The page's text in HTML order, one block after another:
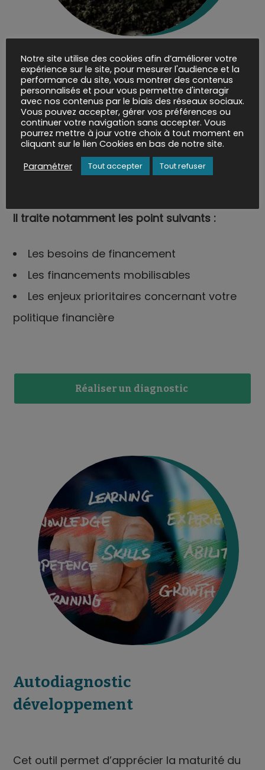
Autodiagnostic financement
Cet autodiagnostic vous permet d’apprécier
la situation financière de votre entreprise et
de comprendre les différentes étapes du
Il traite notamment les point suivants :
Les besoins de financement
Les financements mobilisables
Les enjeux prioritaires concernant votre
politique financière
Réaliser un diagnostic
Autodiagnostic
développement
Cet outil permet d’apprécier la maturité du
Notre site utilise des cookies afin d’améliorer votre
expérience sur le site, pour mesurer l'audience et la
performance du site, vous montrer des contenus
personnalisés et pour vous permettre d'interagir
avec nos contenus par le biais des réseaux sociaux.
Vous pouvez accepter, gérer vos préférences ou
continuer votre navigation sans accepter. Vous
pourrez mettre à jour votre choix à tout moment en
cliquant sur le lien Cookies en bas de notre site.
Paramétrer
Tout accepter Tout refuser